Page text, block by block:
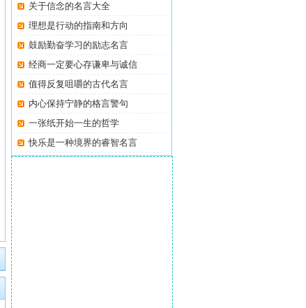
关于信念的名言大全
理想是行动的指南和方向
鼓励勤奋学习的励志名言
经商一定要心存谦卑与诚信
值得反复咀嚼的古代名言
内心保持宁静的格言警句
一张纸开始一生的哲学
快乐是一种境界的睿智名言